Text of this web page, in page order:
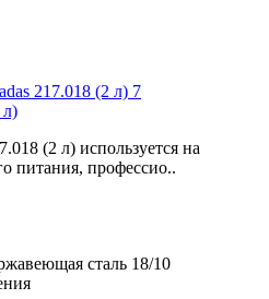
л)
(2 л) используется на
питания, профессио..
сталь 18/10